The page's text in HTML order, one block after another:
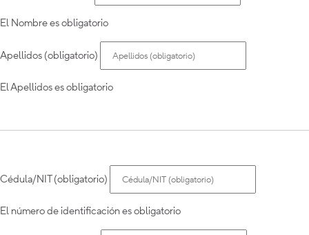
El Nombre es obligatorio
Apellidos (obligatorio)
El Apellidos es obligatorio
Cédula/NIT (obligatorio)
El número de identificación es obligatorio